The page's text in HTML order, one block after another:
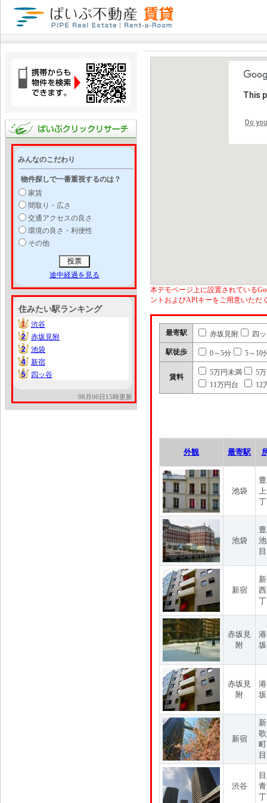
みんなのこだわり
物件探しで一番重視するのは？
家賃
間取り・広さ
交通アクセスの良さ
環境の良さ・利便性
その他
途中経過を見る
住みたい駅ランキング
1
1
渋谷
2
2
赤坂見附
2
2
池袋
4
4
新宿
5
5 四ッ谷
08月06日15時更新
This
Do
本デモページ上に設置されている
ントおよびAPIキーをご用意いただ
最寄駅 赤坂見附 四
駅徒歩 0～5分 5～10
賃料
5万円未満
5
11万円台
12
外観 最寄駅
池袋
池袋
新宿
赤坂見
附
赤坂見
附
新宿
目
渋谷